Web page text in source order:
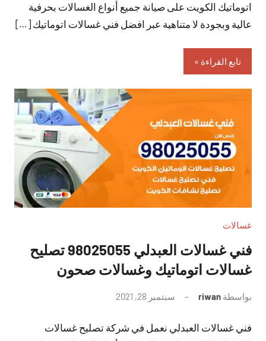
اتوماتيك الكويت على صيانة جميع أنواع الغسالات بحرفية
عالية وبجودة لا متناهية عبر افضل فني غسالات اتوماتيك […]
تابع القراءة
غسالات
فني غسالات العبدلي 98025055 تصليح
غسالات اتوماتيك وغسالات صحون
بواسطة riwan سبتمبر 28, 2021
تعليقات
فني غسالات العبدلي نعمل في شركة تصليح غسالات